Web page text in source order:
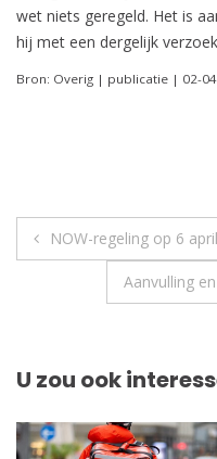
wet niets geregeld. Het is
hij met een dergelijk
Bron: Overig | publicatie | 02-
NOW-regeling op 6
Aanvulling
U zou ook